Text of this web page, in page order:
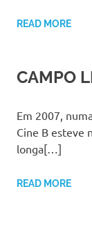
READ MORE
CAMPO
Em 2007,
Cine B esteve
longa[…]
READ MORE